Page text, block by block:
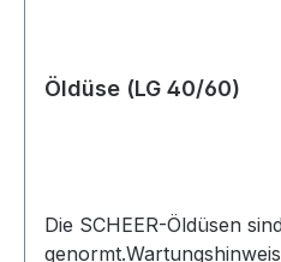
Öldüse (LG 40/60)
Die SCHEER-Öldüsen